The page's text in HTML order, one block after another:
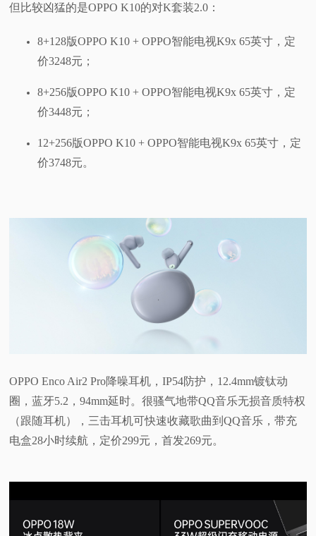
但比较凶猛的是OPPO K10的对K套装2.0：
8+128版OPPO K10 + OPPO智能电视K9x 65英寸，定
价3248元；
8+256版OPPO K10 + OPPO智能电视K9x 65英寸，定
价3448元；
12+256版OPPO K10 + OPPO智能电视K9x 65英寸，定
价3748元。
OPPO Enco Air2 Pro降噪耳机，IP54防护，12.4mm镀钛动
圈，蓝牙5.2，94mm延时。很骚气地带QQ音乐无损音质特权
（跟随耳机），三击耳机可快速收藏歌曲到QQ音乐，带充
电盒28小时续航，定价299元，首发269元。